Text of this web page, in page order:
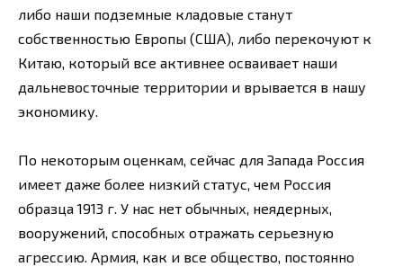
либо наши подземные кладовые станут
собственностью Европы (США), либо перекочуют к
Китаю, который все активнее осваивает наши
дальневосточные территории и врывается в нашу
экономику.
По некоторым оценкам, сейчас для Запада Россия
имеет даже более низкий статус, чем Россия
образца 1913 г. У нас нет обычных, неядерных,
вооружений, способных отражать серьезную
агрессию. Армия, как и все общество, постоянно